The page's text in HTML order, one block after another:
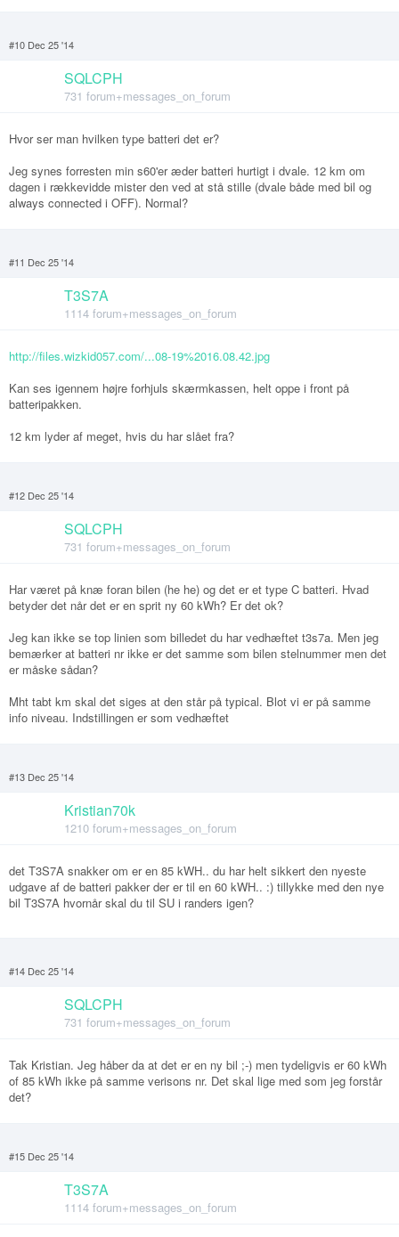
#10 Dec 25 '14
SQLCPH
731 forum+messages_on_forum
Hvor ser man hvilken type batteri det er?
Jeg synes forresten min s60'er æder batteri hurtigt i dvale. 12 km om
dagen i rækkevidde mister den ved at stå stille (dvale både med bil og
always connected i OFF). Normal?
#11 Dec 25 '14
T3S7A
1114 forum+messages_on_forum
http://files.wizkid057.com/...08-19%2016.08.42.jpg
Kan ses igennem højre forhjuls skærmkassen, helt oppe i front på
batteripakken.
12 km lyder af meget, hvis du har slået fra?
#12 Dec 25 '14
SQLCPH
731 forum+messages_on_forum
Har været på knæ foran bilen (he he) og det er et type C batteri. Hvad
betyder det når det er en sprit ny 60 kWh? Er det ok?
Jeg kan ikke se top linien som billedet du har vedhæftet t3s7a. Men jeg
bemærker at batteri nr ikke er det samme som bilen stelnummer men det
er måske sådan?
Mht tabt km skal det siges at den står på typical. Blot vi er på samme
info niveau. Indstillingen er som vedhæftet
#13 Dec 25 '14
Kristian70k
1210 forum+messages_on_forum
det T3S7A snakker om er en 85 kWH.. du har helt sikkert den nyeste
udgave af de batteri pakker der er til en 60 kWH.. :) tillykke med den nye
bil T3S7A hvornår skal du til SU i randers igen?
#14 Dec 25 '14
SQLCPH
731 forum+messages_on_forum
Tak Kristian. Jeg håber da at det er en ny bil ;-) men tydeligvis er 60 kWh
of 85 kWh ikke på samme verisons nr. Det skal lige med som jeg forstår
det?
#15 Dec 25 '14
T3S7A
1114 forum+messages_on_forum